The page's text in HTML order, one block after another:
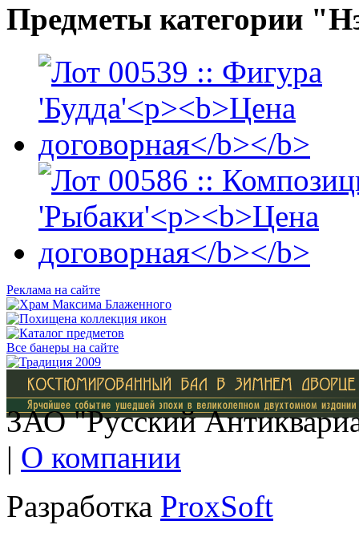
Предметы категории
Реклама на сайте
Все банеры на сайте
ЗАО "Русский
| О компании
Разработка ProxSoft